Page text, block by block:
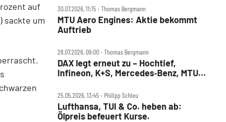
auf
sackte um
30.07.2026, 11:15 ‧ Thomas Bergmann
MTU Aero Engines: Aktie bekommt
Auftrieb
28.07.2026, 09:00 ‧ Thomas Bergmann
DAX legt erneut zu – Hochtief,
Infineon, K+S, Mercedes‑Benz, MTU
25.05.2026, 13:45 ‧ Philipp Schleu
Lufthansa, TUI & Co. heben ab:
Ölpreis befeuert Kurse.